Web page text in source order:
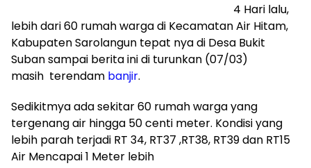
4 Hari lalu,
lebih dari 60 rumah warga di Kecamatan Air Hitam,
Kabupaten Sarolangun tepat nya di Desa Bukit
Suban sampai berita ini di turunkan (07/03)
masih terendam banjir.
Sedikitmya ada sekitar 60 rumah warga yang
tergenang air hingga 50 centi meter. Kondisi yang
lebih parah terjadi RT 34, RT37 ,RT38, RT39 dan RT15
Air Mencapai 1 Meter lebih